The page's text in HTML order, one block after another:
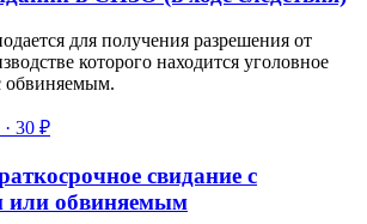
для получения разрешения от
которого находится уголовное
обвиняемым.
· 30 ₽
свидание с
или обвиняемым